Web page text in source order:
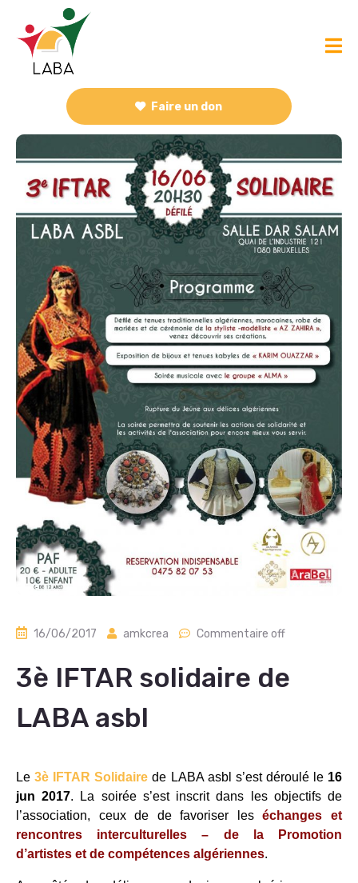
Faire un don
16/06/2017 amkcrea Commentaire off
3è IFTAR solidaire de
LABA asbl
Le3è IFTAR Solidaire de LABA asbl s’est déroulé le 16
jun 2017. La soirée s’est inscrit dans les objectifs de
l’association, ceux de de favoriser leséchanges et
rencontres interculturelles – de la Promotion
d’artistes et de compétences algériennes.